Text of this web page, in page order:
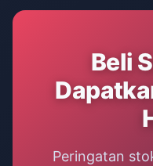
Beli
Peringatan